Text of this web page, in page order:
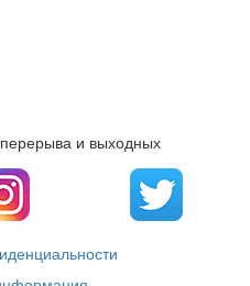
и выходных